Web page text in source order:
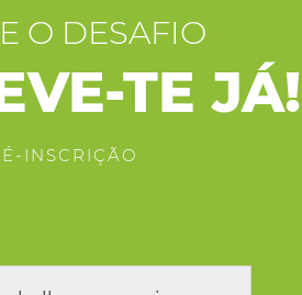
O DESAFIO
TE JÁ!
INSCRIÇÃO